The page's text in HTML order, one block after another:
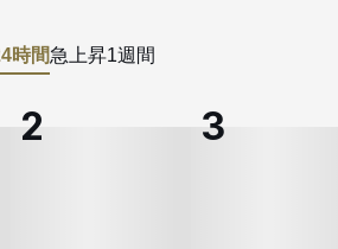
時間急上昇1週間